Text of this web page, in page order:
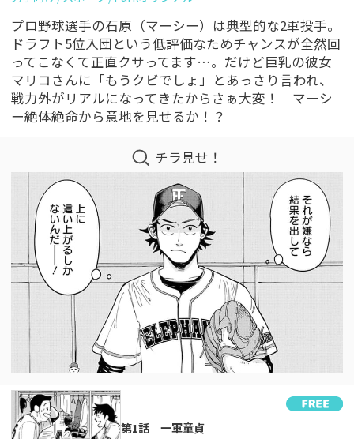
プロ野球選手の石原（マーシー）は典型的な2軍投手。
ドラフト5位入団という低評価なためチャンスが全然回
ってこなくて正直クサってます…。だけど巨乳の彼女
マリコさんに「もうクビでしょ」とあっさり言われ、
戦力外がリアルになってきたからさぁ大変！ マーシ
ー絶体絶命から意地を見せるか！？
チラ見せ！
第1話 一軍童貞